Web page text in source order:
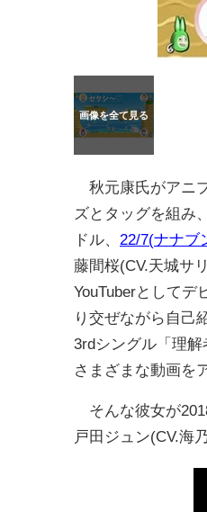
秋元康氏がアニ
ズとタッグを組み
ドル、 22/7(ナナブ
藤間桜(CV.天城サ
YouTuberとしてデ
り交ぜながら自己
3rdシングル「理
さまざまな動画を
そんな彼女が
戸田ジュン(CV.海